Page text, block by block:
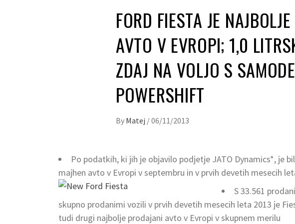
FORD FIESTA JE
AVTO V EVROPI; 1,0
ZDAJ NA VOLJO S
POWERSHIFT
By Matej /06/11/2013
Po podatkih, ki jih je objavilo podjetje JATO Dynamics*, je
majhen avto v Evropi v septembru in v prvih devetih mesecih
S 33.561
skupno prodanimi vozili v prvih devetih mesecih leta 2013 je
tudi drugi najbolje prodajani avto v Evropi v skupnem merilu